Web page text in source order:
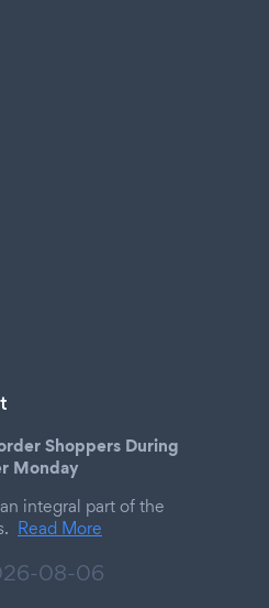
Shoppers During
Monday
integral part of the
Read More
08-06